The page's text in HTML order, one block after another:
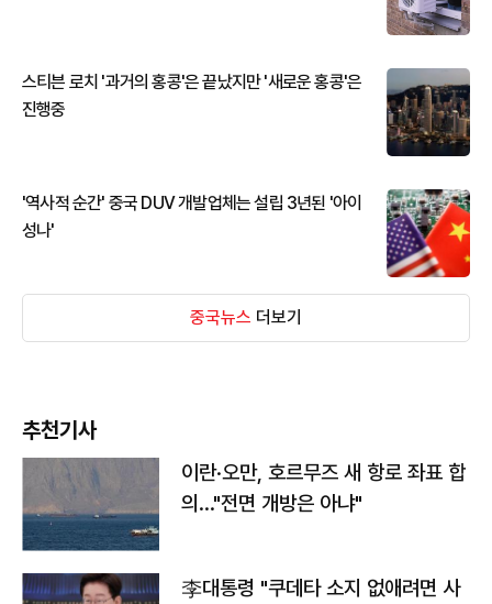
스티븐 로치 '과거의 홍콩'은 끝났지만 '새로운 홍콩'은
진행중
'역사적 순간' 중국 DUV 개발업체는 설립 3년된 '아이
성나'
중국뉴스 더보기
추천기사
이란·오만, 호르무즈 새 항로 좌표 합
의…"전면 개방은 아냐"
李대통령 "쿠데타 소지 없애려면 사